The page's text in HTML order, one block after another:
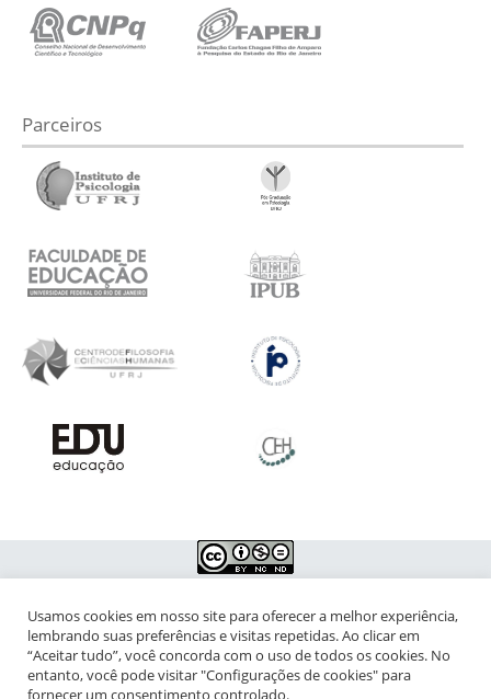
Parceiros
NIPIAC – Núcleo Interdisciplinar de Pesquisa para a Infância e
Adolescência Contemporâneas
Universidade Federal do Rio de Janeiro - Campus da Praia Vermelha
Usamos cookies em nosso site para oferecer a melhor experiência,
lembrando suas preferências e visitas repetidas. Ao clicar em
“Aceitar tudo”, você concorda com o uso de todos os cookies. No
entanto, você pode visitar "Configurações de cookies" para
fornecer um consentimento controlado.